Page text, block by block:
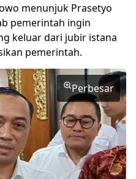
menunjuk Prasetyo
pemerintah ingin
keluar dari jubir istana
pemerintah.
Perbesar